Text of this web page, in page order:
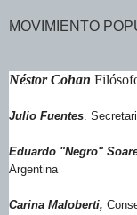
MOVIMIENTO
Néstor Cohan
Julio Fuentes .
Eduardo "Negro"
Argentina
Carina Maloberti,